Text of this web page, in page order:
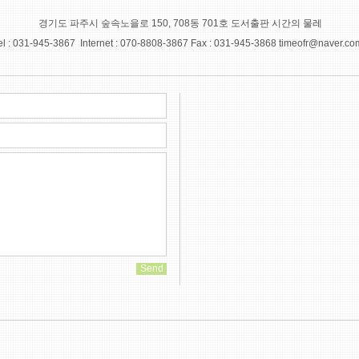
경기도 파주시 숲속노을로 150, 708동 701호 도서출판 시간의 물레
: 031-945-3867 Internet : 070-8808-3867 Fax : 031-945-3868
Send